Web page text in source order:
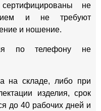
не
и не требуют
и ношение.
по телефону не
на складе, либо при
изделия, срок
до 40 рабочих дней и